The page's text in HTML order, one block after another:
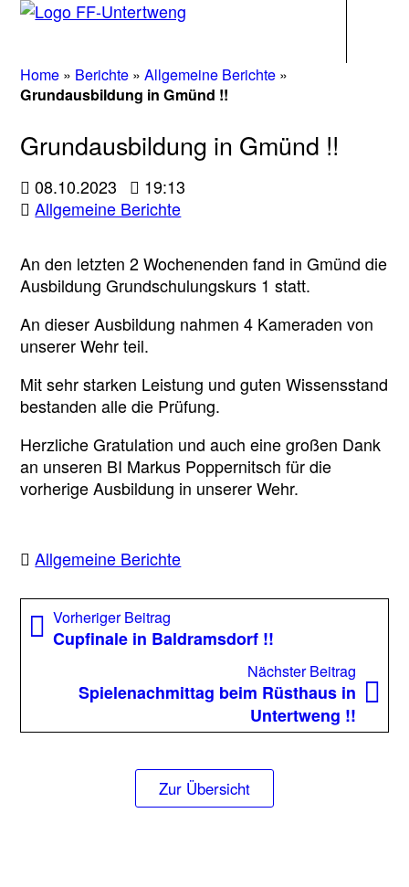
Home » Berichte »Allgemeine Berichte »
Grundausbildung in Gmünd !!
Grundausbildung in Gmünd !!
08.10.2023
19:13
Allgemeine Berichte
An den letzten 2 Wochenenden fand in Gmünd die
Ausbildung Grundschulungskurs 1 statt.
An dieser Ausbildung nahmen 4 Kameraden von
unserer Wehr teil.
Mit sehr starken Leistung und guten Wissensstand
bestanden alle die Prüfung.
Herzliche Gratulation und auch eine großen Dank
an unseren BI Markus Poppernitsch für die
vorherige Ausbildung in unserer Wehr.
Allgemeine Berichte
Beitragsnavigation
Vorheriger Beitrag
Beitrag:
Cupfinale in Baldramsdorf !!
Nächster Beitrag
Spielenachmittag beim Rüsthaus in
Untertweng !!
Zur Übersicht